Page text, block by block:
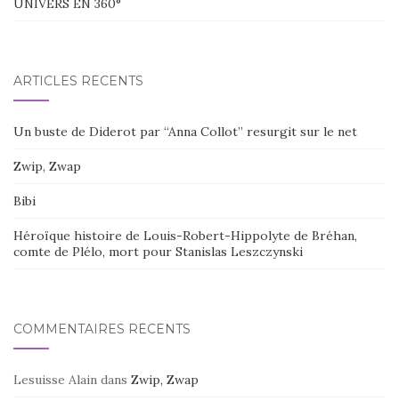
UNIVERS EN 360°
ARTICLES RÉCENTS
Un buste de Diderot par “Anna Collot” resurgit sur le net
Zwip, Zwap
Bibi
Héroïque histoire de Louis-Robert-Hippolyte de Bréhan,
comte de Plélo, mort pour Stanislas Leszczynski
COMMENTAIRES RÉCENTS
Lesuisse Alain dans Zwip, Zwap